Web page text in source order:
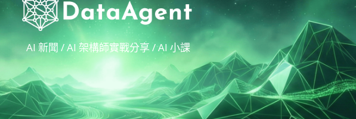
AI 新聞 / AI 架構師實戰分享 / AI 小課